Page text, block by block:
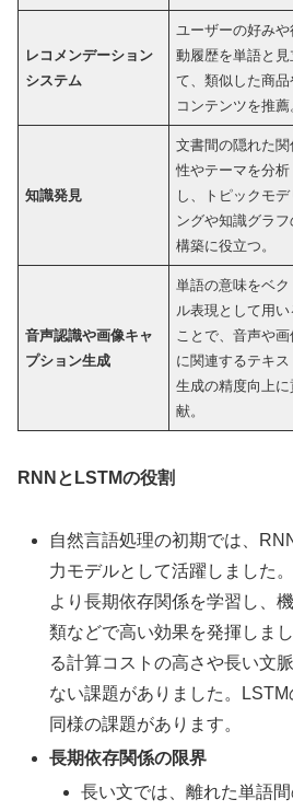
レコメンデーション
システム
ユーザーの好みや
動履歴を単語と見
て、類似した商品
コンテンツを推薦
知識発見
文書間の隠れた関
性やテーマを分析
し、トピックモデ
ングや知識グラフ
構築に役立つ。
音声認識や画像キャ
プション生成
単語の意味をベク
ル表現として用い
ことで、音声や画
に関連するテキス
生成の精度向上に
献。
RNNとLSTMの役割
自然言語処理の初期では、
力モデルとして活躍しました
より長期依存関係を学習し、
類などで高い効果を発揮しま
る計算コストの高さや長い文
ない課題がありました。
同様の課題があります。
長期依存関係の限界
長い文では、離れた単語